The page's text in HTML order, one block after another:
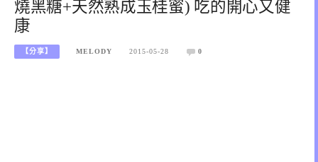
燒黑糖+天然熟成玉桂蜜) 吃的開心又健
康
【分享】 MELODY 2015-05-28 0